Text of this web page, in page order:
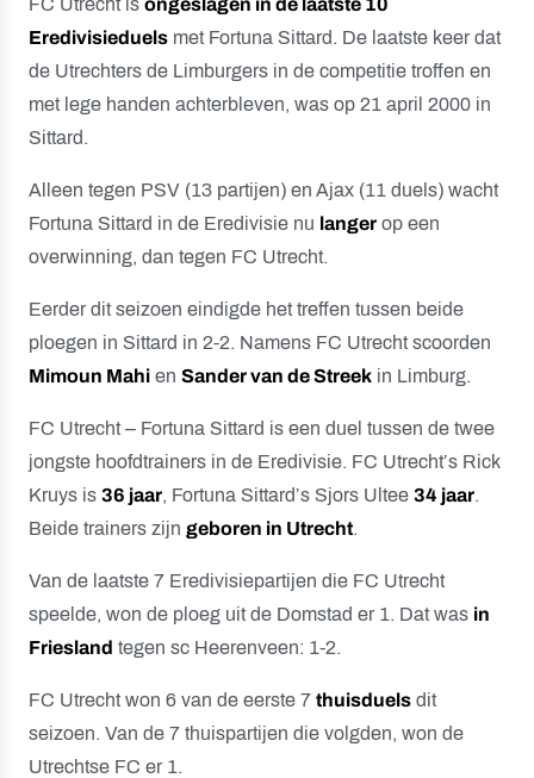
FC Utrecht is ongeslagen in de laatste 10
Eredivisieduels met Fortuna Sittard. De laatste keer dat
de Utrechters de Limburgers in de competitie troffen en
met lege handen achterbleven, was op 21 april 2000 in
Sittard.
Alleen tegen PSV (13 partijen) en Ajax (11 duels) wacht
Fortuna Sittard in de Eredivisie nu langer op een
overwinning, dan tegen FC Utrecht.
Eerder dit seizoen eindigde het treffen tussen beide
ploegen in Sittard in 2-2. Namens FC Utrecht scoorden
Mimoun Mahi en Sander van de Streek in Limburg.
FC Utrecht – Fortuna Sittard is een duel tussen de twee
jongste hoofdtrainers in de Eredivisie. FC Utrecht’s Rick
Kruys is 36 jaar, Fortuna Sittard’s Sjors Ultee 34 jaar.
Beide trainers zijn geboren in Utrecht.
Van de laatste 7 Eredivisiepartijen die FC Utrecht
speelde, won de ploeg uit de Domstad er 1. Dat was in
Friesland tegen sc Heerenveen: 1-2.
FC Utrecht won 6 van de eerste 7 thuisduels dit
seizoen. Van de 7 thuispartijen die volgden, won de
Utrechtse FC er 1.